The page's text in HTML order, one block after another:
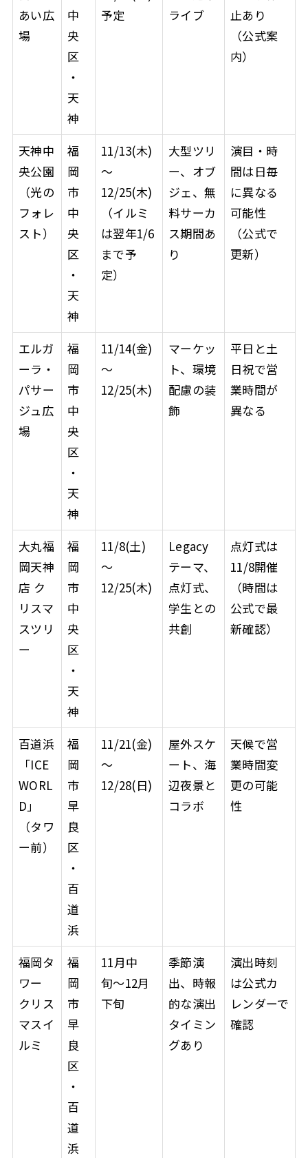
あい広
場
中
央
区
・
天
神
予定
ライブ
止あり
（公式案
内）
天神中
央公園
（光の
フォレ
スト）
福
岡
市
中
央
区
・
天
神
11/13(木)
〜
12/25(木)
（イルミ
は翌年1/6
まで予
定）
大型ツリ
ー、オブ
ジェ、無
料サーカ
ス期間あ
り
演目・時
間は日毎
に異なる
可能性
（公式で
更新）
エルガ
ーラ・
パサー
ジュ広
場
福
岡
市
中
央
区
・
天
神
11/14(金)
〜
12/25(木)
マーケッ
ト、環境
配慮の装
飾
平日と土
日祝で営
業時間が
異なる
大丸福
岡天神
店 ク
リスマ
スツリ
ー
福
岡
市
中
央
区
・
天
神
11/8(土)
〜
12/25(木)
Legacy
テーマ、
点灯式、
学生との
共創
点灯式は
11/8開催
（時間は
公式で最
新確認）
百道浜
「ICE
WORL
D」
（タワ
ー前）
福
岡
市
早
良
区
・
百
道
浜
11/21(金)
〜
12/28(日)
屋外スケ
ート、海
辺夜景と
コラボ
天候で営
業時間変
更の可能
性
福岡タ
ワー
クリス
マスイ
ルミ
福
岡
市
早
良
区
・
百
道
浜
11月中
旬〜12月
下旬
季節演
出、時報
的な演出
タイミン
グあり
演出時刻
は公式カ
レンダーで
確認